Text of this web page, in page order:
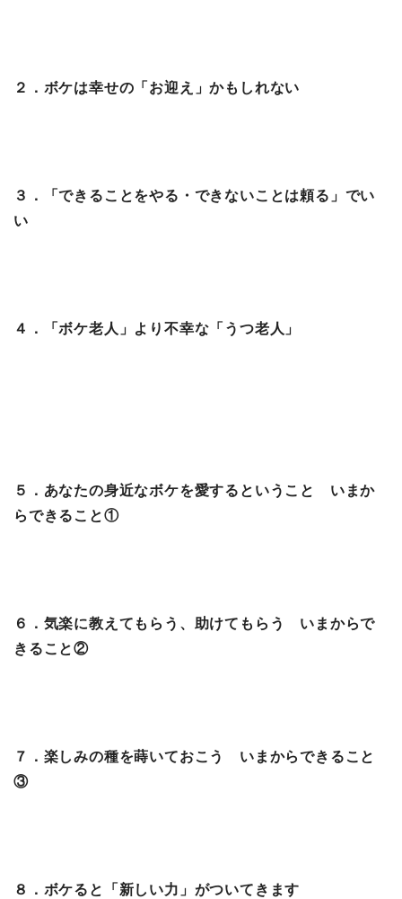
２．ボケは幸せの「お迎え」かもしれない
３．「できることをやる・できないことは頼る」でい
い
４．「ボケ老人」より不幸な「うつ老人」
５．あなたの身近なボケを愛するということ いまか
らできること①
６．気楽に教えてもらう、助けてもらう いまからで
きること②
７．楽しみの種を蒔いておこう いまからできること
③
８．ボケると「新しい力」がついてきます